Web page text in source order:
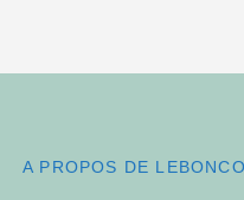
A PROPOS DE